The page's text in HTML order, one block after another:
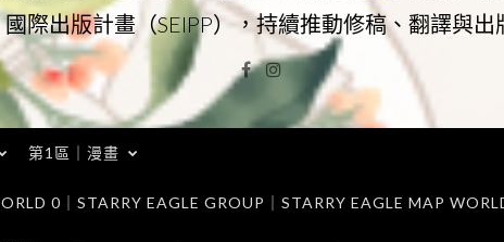
國際出版計畫（SEIPP），持續推動修稿、翻譯與出
Facebook
Instagram
第1區｜漫畫
0｜STARRY EAGLE GROUP｜STARRY EAGLE MAP